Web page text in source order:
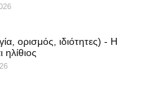
ορισμός, ιδιότητες) - Η
ηλίθιος